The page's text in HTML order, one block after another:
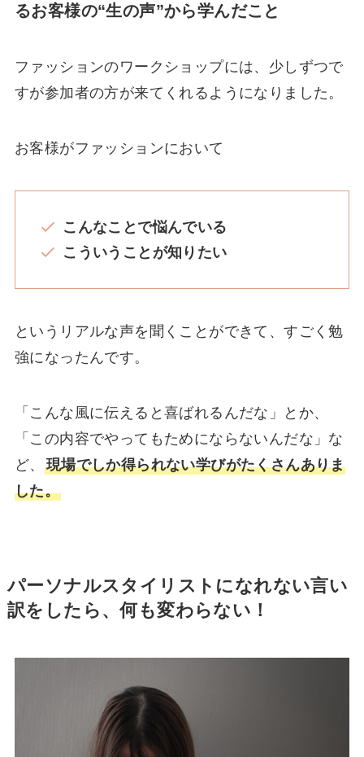
るお客様の“生の声”から学んだこと
ファッションのワークショップには、少しずつで
すが参加者の方が来てくれるようになりました。
お客様がファッションにおいて
こんなことで悩んでいる
こういうことが知りたい
というリアルな声を聞くことができて、すごく勉
強になったんです。
「こんな風に伝えると喜ばれるんだな」とか、
「この内容でやってもためにならないんだな」な
ど、 現場でしか得られない学びがたくさんありま
した。
パーソナルスタイリストになれない言い
訳をしたら、何も変わらない！